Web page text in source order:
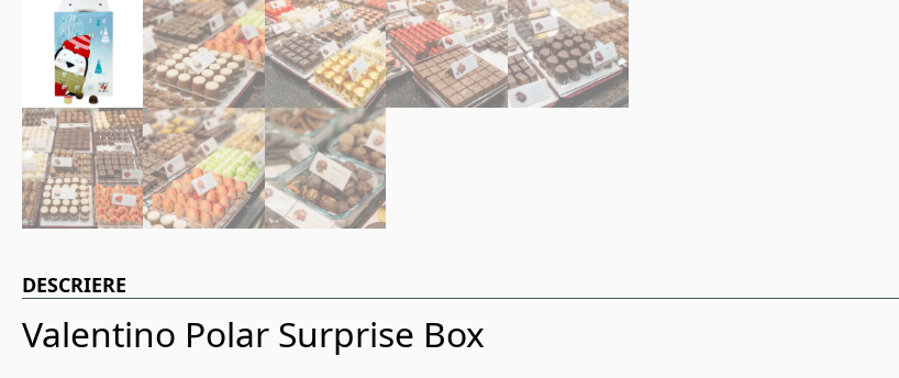
DESCRIERE
Valentino Polar Surprise Box